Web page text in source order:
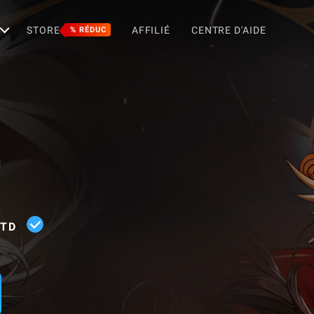
STORE % RÉDUC AFFILIÉ CENTRE D'AIDE